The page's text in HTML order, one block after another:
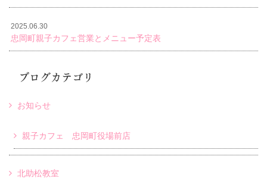
2025.06.30
忠岡町親子カフェ営業とメニュー予定表
ブログカテゴリ
お知らせ
親子カフェ 忠岡町役場前店
北助松教室